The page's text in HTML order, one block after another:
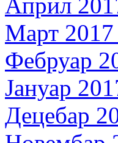
Март
Фебруар
Јануар
Децебар